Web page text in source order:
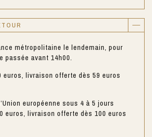
métropolitaine le lendemain, pour
passée avant 14h00.
euros, livraison offerte dès 59 euros
européenne sous 4 à 5 jours
euros, livraison offerte dès 100 euros